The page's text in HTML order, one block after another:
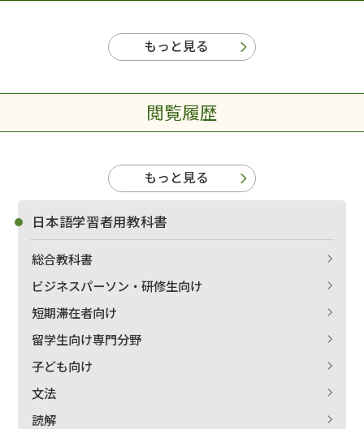
もっと見る
閲覧履歴
もっと見る
日本語学習者用教科書
総合教科書
ビジネスパーソン・研修生向け
短期滞在者向け
留学生向け専門分野
子ども向け
文法
読解